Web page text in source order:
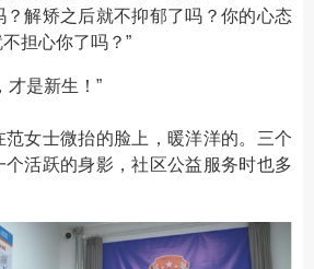
？解矫之后就不抑郁了吗？你的心态
担心你了吗？”
是新生！”
女士微抬的脸上，暖洋洋的。三个
个活跃的身影，社区公益服务时也多